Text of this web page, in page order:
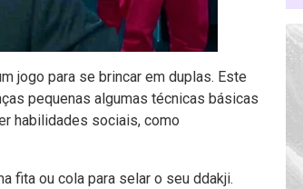
jogo para se brincar em duplas. Este
pequenas algumas técnicas básicas
habilidades sociais, como
fita ou cola para selar o seu ddakji.